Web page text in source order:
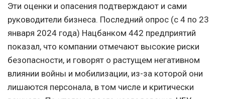
Эти оценки и опасения подтверждают и сами
руководители бизнеса. Последний опрос (с 4 по 23
января 2024 года) Нацбанком 442 предприятий
показал, что компании отмечают высокие риски
безопасности, и говорят о растущем негативном
влиянии войны и мобилизации, из-за которой они
лишаются персонала, в том числе и критически